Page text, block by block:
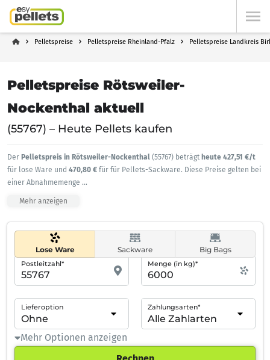
Pelletspreise Pelletspreise Rheinland-Pfalz Pelletspreise Landkreis
Pelletspreise Rötsweiler-
Nockenthal aktuell
(55767) – Heute Pellets kaufen
Der Pelletspreis in Rötsweiler-Nockenthal (55767) beträgt heute 427,51 €/t
für lose Ware und 470,80 € für für Pellets-Sackware. Diese Preise gelten bei
einer Abnahmemenge ...
Mehr anzeigen
Lose Ware Sackware Big Bags
Postleitzahl* Menge (in kg)*
Lieferoption Zahlungsarten*
Mehr Optionen anzeigen